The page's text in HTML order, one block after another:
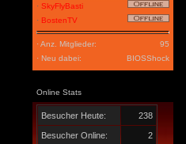
·SkyFlyBasti
· BostenTV
· Anz. Mitglieder:
95
· Neu dabei:
BIOSShock
Online Stats
Besucher Heute: 238
Besucher Online: 2